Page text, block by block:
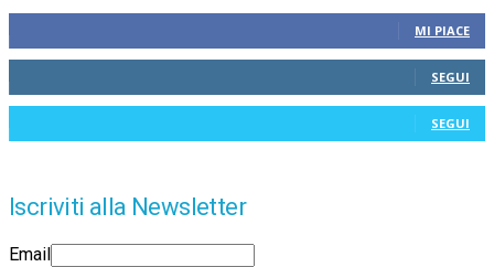
MI PIACE
SEGUI
SEGUI
Iscriviti alla Newsletter
Email